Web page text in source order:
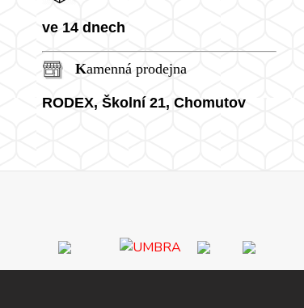
ve 14 dnech
Kamenná prodejna
RODEX, Školní 21, Chomutov